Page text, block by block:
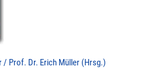
/ Prof. Dr. Erich Müller (Hrsg.)